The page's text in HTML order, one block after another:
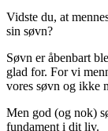
Vidste du, at
sin søvn?
Søvn er åbenbart
glad for. For vi
vores søvn og ikke
Men god (og nok)
fundament i dit liv.